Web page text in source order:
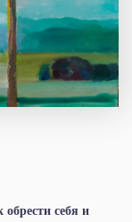
себя и